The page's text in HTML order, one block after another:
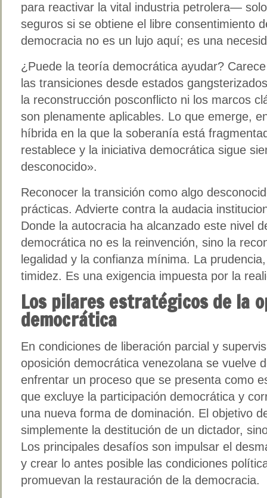
para reactivar la vital industria petrolera—
seguros si se obtiene el libre consentimiento
democracia no es un lujo aquí; es una
¿Puede la teoría democrática ayudar?
las transiciones desde estados
la reconstrucción posconflicto ni los marcos
son plenamente aplicables. Lo que emerge,
híbrida en la que la soberanía está
restablece y la iniciativa democrática sigue
desconocido».
Reconocer la transición como algo
prácticas. Advierte contra la audacia
Donde la autocracia ha alcanzado este nivel
democrática no es la reinvención, sino la
legalidad y la confianza mínima. La
timidez. Es una exigencia impuesta por la
Los pilares estratégicos de la
democrática
En condiciones de liberación parcial y
oposición democrática venezolana se vuelve
enfrentar un proceso que se presenta como
que excluye la participación democrática y
una nueva forma de dominación. El objetivo
simplemente la destitución de un dictador,
Los principales desafíos son impulsar el
y crear lo antes posible las condiciones
promuevan la restauración de la democracia.